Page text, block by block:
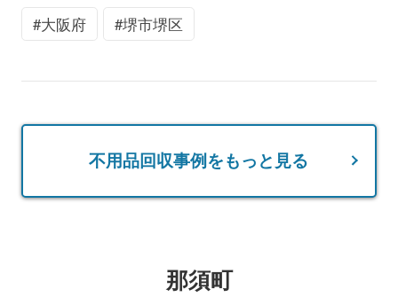
大阪府 堺市堺区
不用品回収事例をもっと見る
那須町